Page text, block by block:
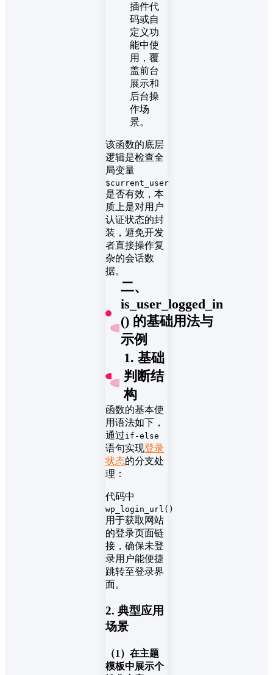
插件代
码或自
定义功
能中使
用，覆
盖前台
展示和
后台操
作场
景。
该函数的底层
逻辑是检查全
局变量
$current_user
是否有效，本
质上是对用户
认证状态的封
装，避免开发
者直接操作复
杂的会话数
据。
二、
is_user_logged_in
() 的基础用法与
示例
1. 基础
判断结
构
函数的基本使
用语法如下，
通过if-else
语句实现登录
状态的分支处
理：
代码中
wp_login_url()
用于获取网站
的登录页面链
接，确保未登
录用户能便捷
跳转至登录界
面。
2. 典型应用
场景
（1）在主题
模板中展示个